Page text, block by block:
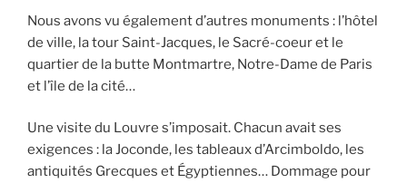
Nous avons vu également d’autres monuments : l’hôtel
de ville, la tour Saint-Jacques, le Sacré-coeur et le
quartier de la butte Montmartre, Notre-Dame de Paris
et l’île de la cité…
Une visite du Louvre s’imposait. Chacun avait ses
exigences : la Joconde, les tableaux d’Arcimboldo, les
antiquités Grecques et Égyptiennes… Dommage pour